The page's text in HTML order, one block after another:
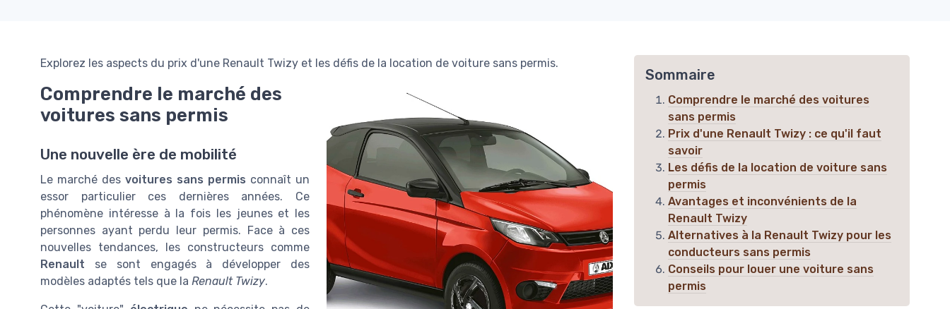
Explorez les aspects du prix d'une Renault Twizy et les défis de la location de voiture sans permis.
Comprendre le marché des
voitures sans permis
Une nouvelle ère de mobilité
Le marché des voitures sans permis connaît un
essor particulier ces dernières années. Ce
phénomène intéresse à la fois les jeunes et les
personnes ayant perdu leur permis. Face à ces
nouvelles tendances, les constructeurs comme
Renault se sont engagés à développer des
modèles adaptés tels que la Renault Twizy.
Sommaire
Comprendre le marché des voitures
sans permis
Prix d'une Renault Twizy : ce qu'il faut
savoir
Les défis de la location de voiture sans
permis
Avantages et inconvénients de la
Renault Twizy
Alternatives à la Renault Twizy pour les
conducteurs sans permis
Conseils pour louer une voiture sans
permis